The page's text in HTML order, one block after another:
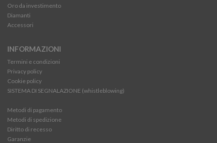
Oro da investimento
Diamanti
Accessori
INFORMAZIONI
Termini e condizioni
Privacy policy
Cookie policy
SISTEMA DI SEGNALAZIONE (whistleblowing)
Metodi di pagamento
Metodi di spedizione
Diritto di recesso
Garanzie